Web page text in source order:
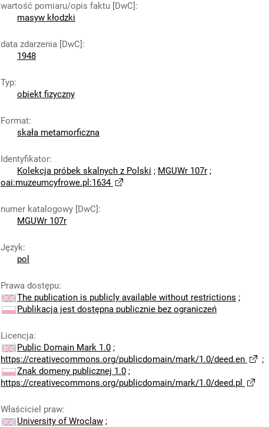
wartość pomiaru/opis faktu [DwC]:
masyw kłodzki
data zdarzenia [DwC]:
1948
Typ:
obiekt fizyczny
Format:
skała metamorficzna
Identyfikator:
Kolekcja próbek skalnych z Polski ; MGUWr 107r ;
oai:muzeumcyfrowe.pl:1634
numer katalogowy [DwC]:
MGUWr 107r
Język:
pol
Prawa dostępu:
The publication is publicly available without restrictions ;
Publikacja jest dostępna publicznie bez ograniczeń
Licencja:
Public Domain Mark 1.0 ;
https://creativecommons.org/publicdomain/mark/1.0/deed.en
;
Znak domeny publicznej 1.0 ;
https://creativecommons.org/publicdomain/mark/1.0/deed.pl
Właściciel praw:
University of Wroclaw ;